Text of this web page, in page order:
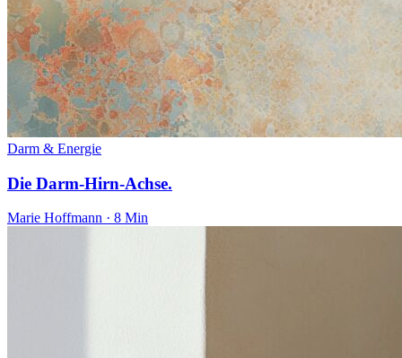
Darm & Energie
Die Darm-Hirn-Achse.
Marie Hoffmann · 8 Min